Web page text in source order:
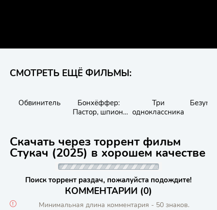
СМОТРЕТЬ ЕЩЁ ФИЛЬМЫ:
Обвинитель
Бонхёффер:
Пастор, шпион,
Три
одноклассника
Скачать через торрент фильм
Стукач (2025) в хорошем качестве
Поиск торрент раздач, пожалуйста подождите!
КОММЕНТАРИИ (0)
Минимальная длина комментария - 50 знаков.